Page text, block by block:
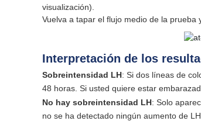
visualización).
Vuelva a tapar el flujo medio de la
Interpretación de los
Sobreintensidad LH: Si dos líneas de
48 horas. Si usted quiere estar
No hay sobreintensidad LH: Solo
no se ha detectado ningún aumento de